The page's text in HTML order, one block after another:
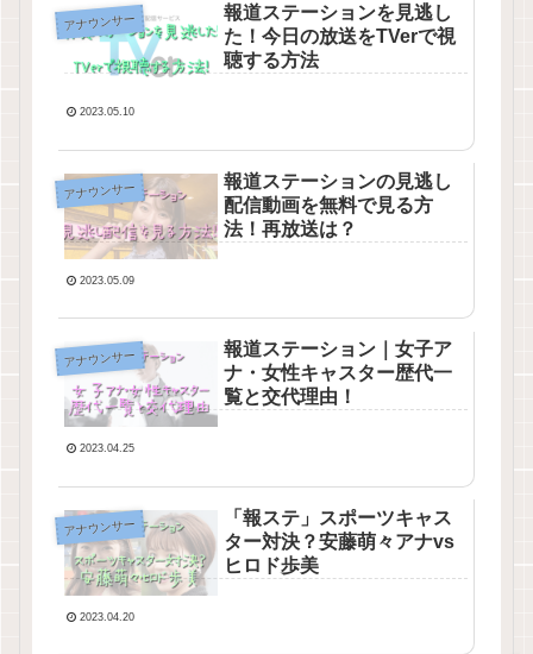
アナウンサー
報道ステーションを見逃し
た！今日の放送をTVerで視
聴する方法
2023.05.10
アナウンサー
報道ステーションの見逃し
配信動画を無料で見る方
法！再放送は？
2023.05.09
アナウンサー
報道ステーション｜女子ア
ナ・女性キャスター歴代一
覧と交代理由！
2023.04.25
アナウンサー
「報ステ」スポーツキャス
ター対決？安藤萌々アナvs
ヒロド歩美
2023.04.20